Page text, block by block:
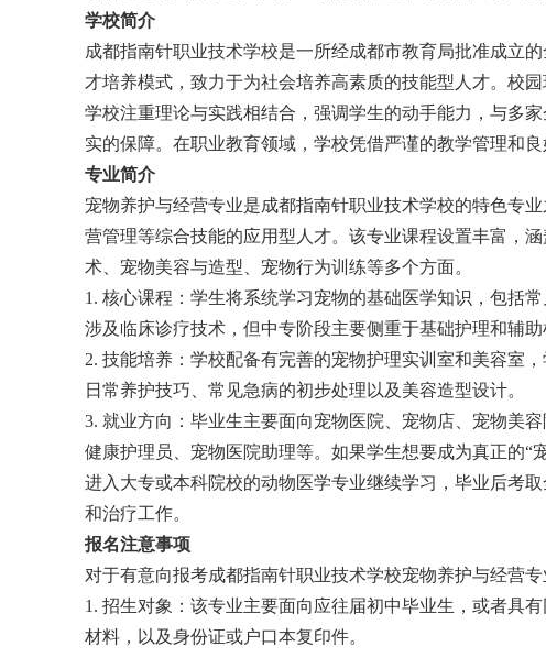
学校简介
成都指南针职业技术学校是一所经成都市教育局批准成立
才培养模式，致力于为社会培养高素质的技能型人才。校
学校注重理论与实践相结合，强调学生的动手能力，与多
实的保障。在职业教育领域，学校凭借严谨的教学管理和
专业简介
宠物养护与经营专业是成都指南针职业技术学校的特色专
营管理等综合技能的应用型人才。该专业课程设置丰富，
术、宠物美容与造型、宠物行为训练等多个方面。
1. 核心课程：学生将系统学习宠物的基础医学知识，包括
涉及临床诊疗技术，但中专阶段主要侧重于基础护理和辅
2. 技能培养：学校配备有完善的宠物护理实训室和美容室
日常养护技巧、常见急病的初步处理以及美容造型设计。
3. 就业方向：毕业生主要面向宠物医院、宠物店、宠物美
健康护理员、宠物医院助理等。如果学生想要成为真正的“
进入大专或本科院校的动物医学专业继续学习，毕业后考
和治疗工作。
报名注意事项
对于有意向报考成都指南针职业技术学校宠物养护与经营
1. 招生对象：该专业主要面向应往届初中毕业生，或者具
材料，以及身份证或户口本复印件。